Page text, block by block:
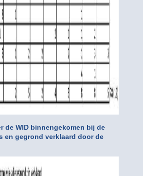
de WID binnengekomen bij de
en gegrond verklaard door de